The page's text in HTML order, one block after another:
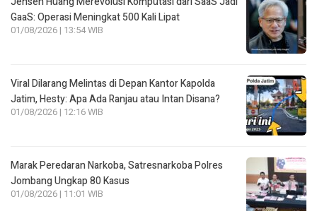
GaaS: Operasi Meningkat 500 Kali Lipat
01/08/2026 | 13:54 WIB
Viral Dilarang Melintas di Depan Kantor Kapolda
Jatim, Hesty: Apa Ada Ranjau atau Intan Disana?
01/08/2026 | 12:16 WIB
Marak Peredaran Narkoba, Satresnarkoba Polres
Jombang Ungkap 80 Kasus
01/08/2026 | 11:01 WIB